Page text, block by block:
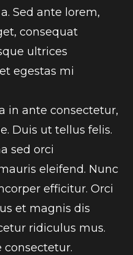
Sed ante lorem,
consequat
ultrices
egestas mi
in ante consectetur,
Duis ut tellus felis.
sed orci
eleifend. Nunc
efficitur. Orci
et magnis dis
ridiculus mus.
consectetur.